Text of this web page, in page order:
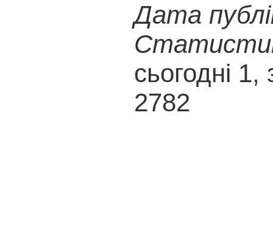
Дата
сьогодні 1,
2782